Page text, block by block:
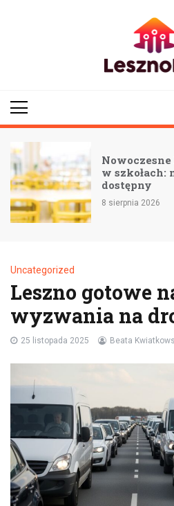
Nowoczesne
w szkołach:
dostępny
8 sierpnia 2026
Uncategorized
Leszno gotowe
wyzwania na
25 listopada 2025 Beata